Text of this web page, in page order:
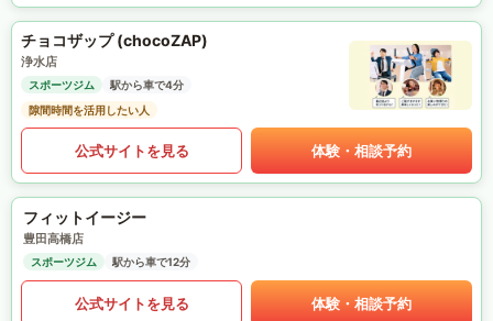
チョコザップ (chocoZAP)
浄水店
スポーツジム
駅から車で4分
隙間時間を活用したい人
公式サイトを見る 体験・相談予約
フィットイージー
豊田高橋店
スポーツジム 駅から車で12分
公式サイトを見る 体験・相談予約